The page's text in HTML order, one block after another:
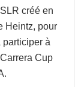
créé en
Heintz, pour
à
Cup